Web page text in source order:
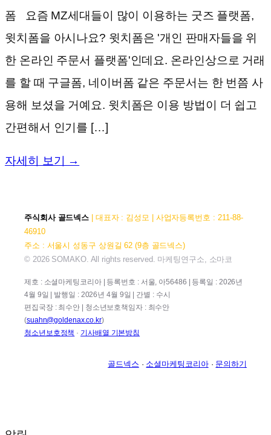
폼 요즘 MZ세대들이 많이 이용하는 굿즈 플랫폼,
윗치폼을 아시나요? 윗치폼은 '개인 판매자들을 위
한 온라인 주문서 플랫폼'인데요. 온라인상으로 거래
를 할 때 구글폼, 네이버폼 같은 주문서는 한 번쯤 사
용해 보셨을 거예요. 윗치폼은 이용 방법이 더 쉽고
간편해서 인기를 […]
자세히 보기 →
주식회사 골드넥스 | 대표자 : 김성모 | 사업자등록번호 : 211-88-
46910
주소 : 서울시 성동구 상원길 62 (9층 골드넥스)
© 2026 SOMAKO. All rights reserved. 마케팅연구소, 소마코
제호 : 소셜마케팅코리아 | 등록번호 : 서울, 아56486 | 등록일 : 2026년
4월 9일 | 발행일 : 2026년 4월 9일 | 간별 : 수시
편집국장 : 최수안 | 청소년보호책임자 : 최수안
(suahn@goldenax.co.kr)
청소년보호정책 · 기사배열 기본방침
골드넥스 · 소셜마케팅코리아· 문의하기